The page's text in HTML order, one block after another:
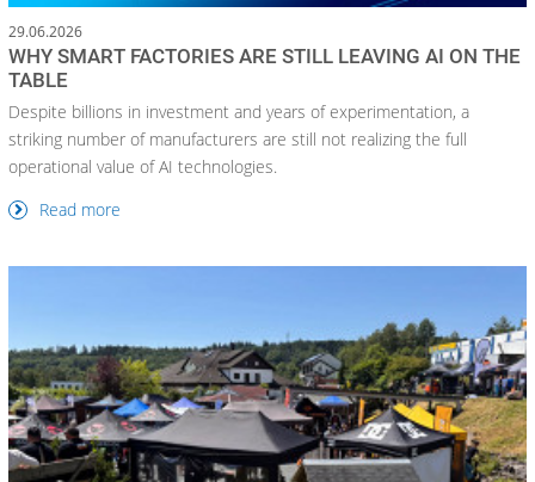
29.06.2026
WHY SMART FACTORIES ARE STILL LEAVING AI ON THE
TABLE
Despite billions in investment and years of experimentation, a
striking number of manufacturers are still not realizing the full
operational value of AI technologies.
Read more